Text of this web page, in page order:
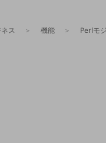
ス 機能 Perlモ